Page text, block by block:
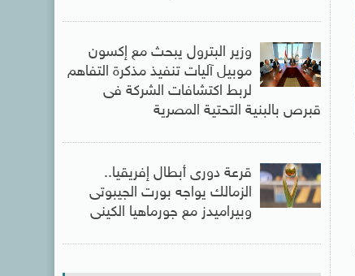
وزير البترول يبحث مع إكسون
موبيل آليات تنفيذ مذكرة التفاهم
لربط اكتشافات الشركة فى
قبرص بالبنية التحتية المصرية
قرعة دورى أبطال إفريقيا..
الزمالك يواجه بورت الجيبوتى
وبيراميدز مع جورماهيا الكينى